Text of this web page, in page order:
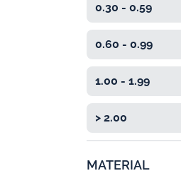
0.30 - 0.59
0.60 - 0.99
1.00 - 1.99
> 2.00
MATERIAL